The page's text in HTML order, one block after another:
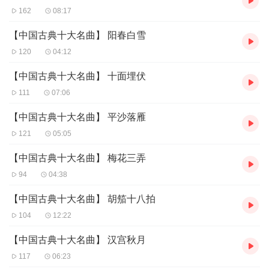
162 08:17
【中国古典十大名曲】 阳春白雪
120 04:12
【中国古典十大名曲】 十面埋伏
111 07:06
【中国古典十大名曲】 平沙落雁
121 05:05
【中国古典十大名曲】 梅花三弄
94 04:38
【中国古典十大名曲】 胡笳十八拍
104 12:22
【中国古典十大名曲】 汉宫秋月
117 06:23